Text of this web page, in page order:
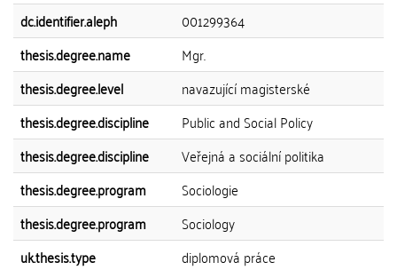
dc.identifier.aleph
001299364
thesis.degree.name
Mgr.
thesis.degree.level
navazující magisterské
thesis.degree.discipline
Public and Social Policy
thesis.degree.discipline
Veřejná a sociální politika
thesis.degree.program
Sociologie
thesis.degree.program
Sociology
uk.thesis.type
diplomová práce